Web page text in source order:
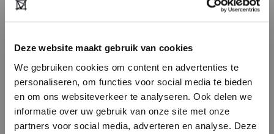
Deze website maakt gebruik van cookies
We gebruiken cookies om content en advertenties te
personaliseren, om functies voor social media te bieden
en om ons websiteverkeer te analyseren. Ook delen we
informatie over uw gebruik van onze site met onze
partners voor social media, adverteren en analyse. Deze
bakstenen, recht voor je neus langzaam op te